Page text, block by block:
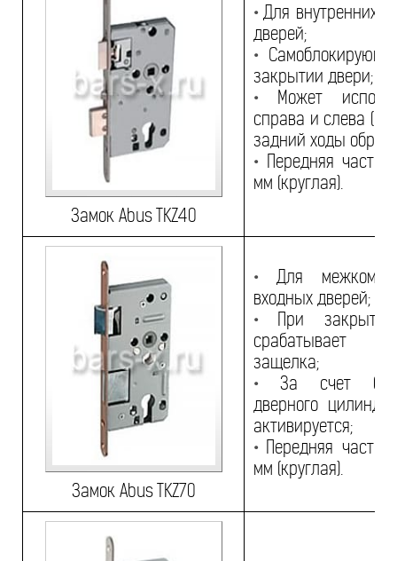
Замок Abus TKZ40
• Для внутренних
дверей;
•
закрытии двери;
• Может
справа и слева
задний ходы
• Передняя часть
мм (круглая).
Замок Abus TKZ70
• Для
входных дверей;
• При
срабатывает
защелка;
• За счет
дверного
активируется;
• Передняя часть
мм (круглая).